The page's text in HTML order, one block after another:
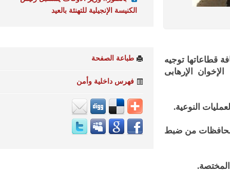
توجيه
الإرهابى
من ضبط
الكنيسة الإنجيلية للتهنئة بالعيد
طباعة الصفحة
فهرس داخلية وأمن